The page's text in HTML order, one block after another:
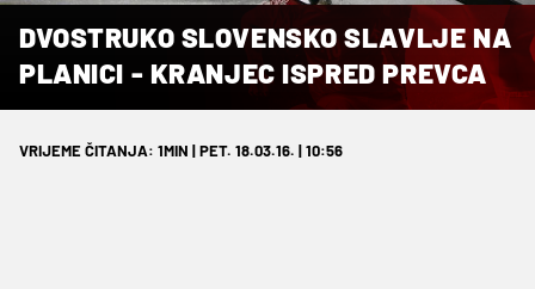
DVOSTRUKO SLOVENSKO SLAVLJE NA
PLANICI - KRANJEC ISPRED PREVCA
VRIJEME ČITANJA: 1MIN | PET. 18.03.16. | 10:56